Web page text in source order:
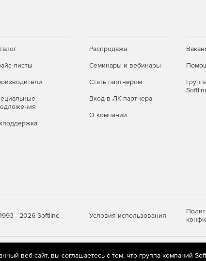
листы
Распродажа
Семинары и вебинары
Стать партнером
Вход в ЛК партнера
О компании
Softline Условия использования
рекомендательные технологии(информационные
веб-сайт, вы соглашаетесь с тем, что группа компаний